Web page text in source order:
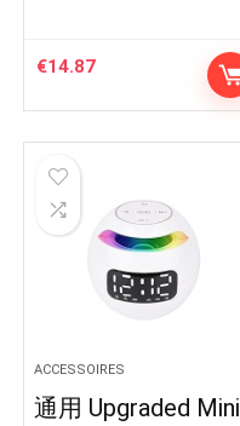
€14.87
ACCESSOIRES
通用 Upgraded Mini